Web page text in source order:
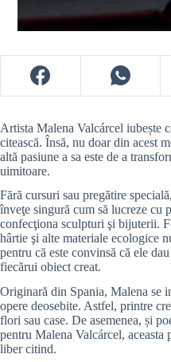
Artista Malena Valcárcel iubește
citească. Însă, nu doar din acest
altă pasiune a sa este de a
uimitoare.
Fără cursuri sau pregătire specială,
înveţe singură cum să lucreze cu
confecţiona sculpturi şi bijuterii.
hârtie şi alte materiale ecologice
pentru că este convinsă că ele
fiecărui obiect creat.
Originară din Spania, Malena se
opere deosebite. Astfel, printre
flori sau case. De asemenea, și
pentru Malena Valcárcel,
liber citind.